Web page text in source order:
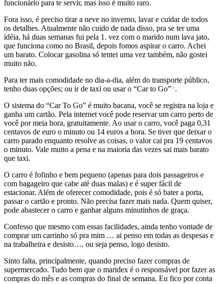
funcionário para te servir, mas isso é muito raro.
Fora isso, é preciso tirar a neve no inverno, lavar e cuidar de todos
os detalhes. Atualmente não cuido de nada disso, pra se ter uma
idéia, há duas semanas fui pela 1. vez com o marido num lava jato,
que funciona como no Brasil, depois fomos aspirar o carro. Achei
um barato. Colocar gasolina só tentei uma vez também, não gostei
muito não.
Para ter mais comodidade no dia-a-dia, além do transporte público,
tenho duas opções; ou ir de taxi ou usar o “Car to Go”*.
O sistema do “Car To Go” é muito bacana, você se registra na loja e
ganha um cartão. Pela internet você pode reservar um carro perto de
você por meia hora, gratuitamente. Ao usar o carro, você paga 0,31
centavos de euro o minuto ou 14 euros a hora. Se tiver que deixar o
carro parado enquanto resolve as coisas, o valor cai pra 19 centavos
o minuto. Vale muito a pena e na maioria das vezes sai mais barato
que taxi.
O carro é fofinho e bem pequeno (apenas para dois passageiros e
com bagageiro que cabe até duas malas) e é super fácil de
estacionar. Além de oferecer comodidade, pois é só bater a porta,
passar o cartão e pronto. Não precisa fazer mais nada. Quem quiser,
pode abastecer o carro e ganhar alguns minutinhos de graça.
Confesso que mesmo com essas facilidades, ainda tenho vontade de
comprar um carrinho só pra mim … ai penso em todas as despesas e
na trabalheira e desisto…. ou seja penso, logo desisto.
Sinto falta, principalmente, quando preciso fazer compras de
supermercado. Tudo bem que o maridex é o responsável por fazer as
compras do mês e as compras do final de semana. Eu fico por conta